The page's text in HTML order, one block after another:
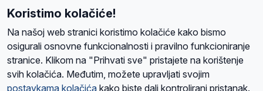
pod nazivom Svjetska obitelj Radio Marije (World Family of
Radio Maria). Svjetsku obitelj utemeljilo je sedam članica, među
kojima je i hrvatska Udruga Radio Marija.
O namaRadio ProgramVolonteriPrijateljiKontaktPravila privatnosti
Koristimo kolačiće!
Na našoj web stranici koristimo kolačiće kako bismo
osigurali osnovne funkcionalnosti i pravilno funkcioniranje
stranice. Klikom na "Prihvati sve" pristajete na korištenje
svih kolačića. Međutim, možete upravljati svojim
postavkama kolačića kako biste dali kontrolirani pristanak.